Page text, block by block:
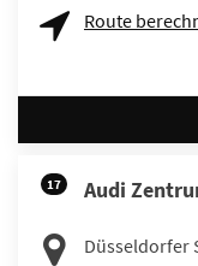
Route
17 Audi
Düsseldorfer